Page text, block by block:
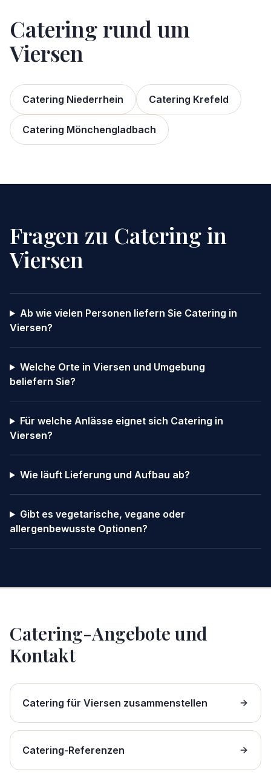
Catering rund um
Viersen
Catering Niederrhein Catering Krefeld
Catering Mönchengladbach
Fragen zu Catering in
Viersen
Ab wie vielen Personen liefern Sie Catering in
Viersen?
Welche Orte in Viersen und Umgebung
beliefern Sie?
Für welche Anlässe eignet sich Catering in
Viersen?
Wie läuft Lieferung und Aufbau ab?
Gibt es vegetarische, vegane oder
allergenbewusste Optionen?
Catering-Angebote und
Kontakt
Catering für Viersen zusammenstellen
Catering-Referenzen